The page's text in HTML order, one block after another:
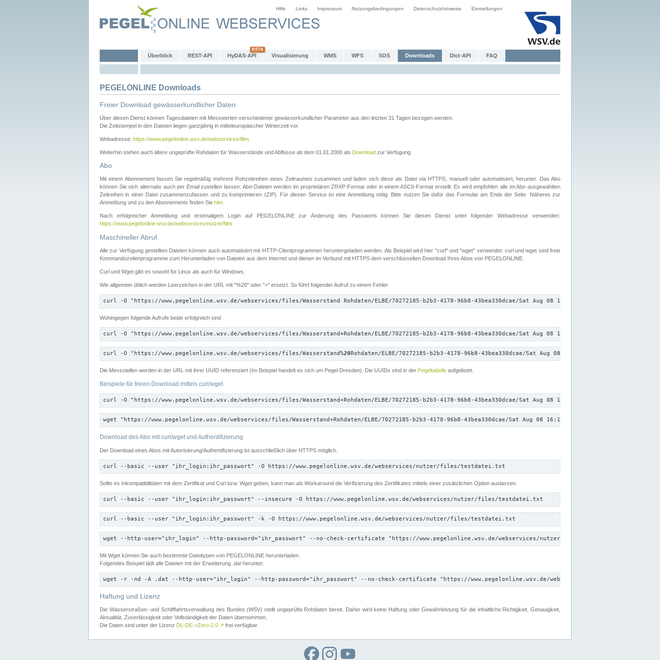
Hilfe Links Impressum Nutzungsbedingungen Datenschutzhinweise Einstellungen
Überblick REST-API HyDAS-API Visualisierung WMS WFS SOS Downloads Dict-API FAQ
PEGELONLINE Downloads
Freier Download gewässerkundlicher Daten
Über diesen Dienst können Tagesdateien mit Messwerten verschiedener gewässerkundlicher Parameter aus den letzten 31 Tagen bezogen werden.
Die Zeitstempel in den Dateien liegen ganzjährig in mitteleuropäischer Winterzeit vor.
Webadresse: https://www.pegelonline.wsv.de/webservices/files
Weiterhin stehen auch ältere ungeprüfte Rohdaten für Wasserstände und Abflüsse ab dem 01.01.2000 als Download zur Verfügung.
Abo
Mit einem Abonnement fassen Sie regelmäßig mehrere Rohzeitreihen eines Zeitraumes zusammen und laden sich diese als Datei via HTTPS, manuell oder automatisiert, herunter. Das Abo
können Sie sich alternativ auch per Email zustellen lassen. Abo-Dateien werden im proprietären ZRXP-Format oder in einem ASCII-Format erstellt. Es wird empfohlen alle im Abo ausgewählten
Zeitreihen in einer Datei zusammenzufassen und zu komprimieren (ZIP). Für diesen Service ist eine Anmeldung nötig. Bitte nutzen Sie dafür das Formular am Ende der Seite. Näheres zur
Anmeldung und zu den Abonnements finden Sie hier.
Nach erfolgreicher Anmeldung und erstmaligem Login auf PEGELONLINE zur Änderung des Passworts können Sie diesen Dienst unter folgender Webadresse verwenden:
https://www.pegelonline.wsv.de/webservices/nutzer/files
Maschineller Abruf
Alle zur Verfügung gestellten Dateien können auch automatisiert mit HTTP-Clientprogrammen heruntergeladen werden. Als Beispiel wird hier "curl" und "wget" verwendet. curl und wget sind freie
Kommandozeilenprogramme zum Herunterladen von Dateien aus dem Internet und dienen im Verbund mit HTTPS dem verschlüsselten Download Ihres Abos von PEGELONLINE.
Curl und Wget gibt es sowohl für Linux als auch für Windows.
Wie allgemein üblich werden Leerzeichen in der URL mit "%20" oder "+" ersetzt. So führt folgender Aufruf zu einem Fehler
curl -O "https://www.pegelonline.wsv.de/webservices/files/Wasserstand Rohdaten/ELBE/70272185-b2b3-4178-96b8-43bea330dcae/Sat Aug 08 16:12:16 CEST 2026/down.txt"
Wohingegen folgende Aufrufe beide erfolgreich sind
curl -O "https://www.pegelonline.wsv.de/webservices/files/Wasserstand+Rohdaten/ELBE/70272185-b2b3-4178-96b8-43bea330dcae/Sat Aug 08 16:12:16 CEST 2026/down.txt"
curl -O "https://www.pegelonline.wsv.de/webservices/files/Wasserstand%20Rohdaten/ELBE/70272185-b2b3-4178-96b8-43bea330dcae/Sat Aug 08 16:12:16 CEST 2026/down.txt"
Die Messstellen werden in der URL mit ihrer UUID referenziert (Im Beispiel handelt es sich um Pegel Dresden). Die UUIDs sind in der Pegeltabelle aufgelistet.
Beispiele für freien Download mittels curl/wget
curl -O "https://www.pegelonline.wsv.de/webservices/files/Wasserstand+Rohdaten/ELBE/70272185-b2b3-4178-96b8-43bea330dcae/Sat Aug 08 16:12:16 CEST 2026/down.txt"
wget "https://www.pegelonline.wsv.de/webservices/files/Wasserstand+Rohdaten/ELBE/70272185-b2b3-4178-96b8-43bea330dcae/Sat Aug 08 16:12:16 CEST 2026/down.txt"
Download des Abo mit curl/wget und Authentifizierung
Der Download eines Abos mit Autorisierung/Authentifizierung ist ausschließlich über HTTPS möglich.
curl --basic --user "ihr_login:ihr_passwort" -O https://www.pegelonline.wsv.de/webservices/nutzer/files/testdatei.txt
Sollte es Inkompatibilitäten mit dem Zertifikat und Curl bzw. Wget geben, kann man als Workaround die Verifizierung des Zertifikates mittels einer zusätzlichen Option auslassen.
curl --basic --user "ihr_login:ihr_passwort" --insecure -O https://www.pegelonline.wsv.de/webservices/nutzer/files/testdatei.txt
curl --basic --user "ihr_login:ihr_passwort" -k -O https://www.pegelonline.wsv.de/webservices/nutzer/files/testdatei.txt
wget --http-user="ihr_login" --http-password="ihr_passwort" --no-check-certificate "https://www.pegelonline.wsv.de/webservices/nutzer/files/testdatei.txt"
Mit Wget können Sie auch bestimmte Dateitypen von PEGELONLINE herunterladen.
Folgendes Beispiel lädt alle Dateien mit der Erweiterung .datherunter:
wget -r -nd -A .dat --http-user="ihr_login" --http-password="ihr_passwort" --no-check-certificate "https://www.pegelonline.wsv.de/webservices/nutzer/files"
Haftung und Lizenz
Die Wasserstraßen- und Schifffahrtsverwaltung des Bundes (WSV) stellt ungeprüfte Rohdaten bereit. Daher wird keine Haftung oder Gewährleistung für die inhaltliche Richtigkeit, Genauigkeit,
Aktualität, Zuverlässigkeit oder Vollständigkeit der Daten übernommen.
Die Daten sind unter der Lizenz DL-DE->Zero-2.0 ↗ frei verfügbar.